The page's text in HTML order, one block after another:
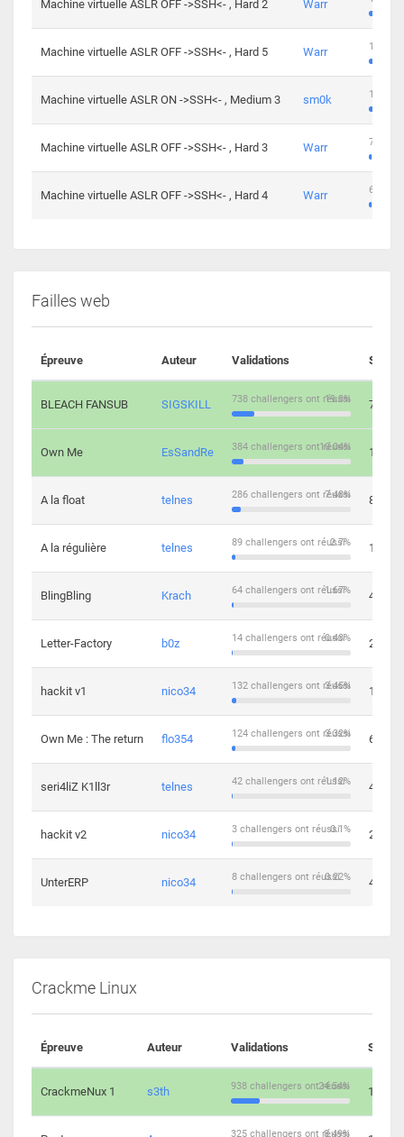
Machine virtuelle ASLR OFF ->SSH<- , Hard 2 Warr
Machine virtuelle ASLR OFF ->SSH<- , Hard 5 Warr 115
Machine virtuelle ASLR ON ->SSH<- , Medium 3 sm0k 115
Machine virtuelle ASLR OFF ->SSH<- , Hard 3 Warr 76
Machine virtuelle ASLR OFF ->SSH<- , Hard 4 Warr 63
Failles web
Épreuve Auteur Validations
BLEACH FANSUB SIGSKILL 19.3%
738 challengers ont réussi 7
Own Me EsSandRe 10.04%
384 challengers ont réussi 13
A la float telnes 7.48%
286 challengers ont réussi 8
A la régulière telnes 2.7%
89 challengers ont réussi 10
BlingBling Krach 1.67%
64 challengers ont réussi 4
Letter-Factory b0z 0.43%
14 challengers ont réussi 2
hackit v1 nico34 3.45%
132 challengers ont réussi 12
Own Me : The return flo354 3.32%
124 challengers ont réussi 6
seri4liZ K1ll3r telnes 1.12%
42 challengers ont réussi 4
hackit v2 nico34 0.1%
3 challengers ont réussi 2
UnterERP nico34 0.22%
8 challengers ont réussi 4
Crackme Linux
Épreuve Auteur Validations
CrackmeNux 1 s3th 24.54%
938 challengers ont réussi 14
8.49%
325 challengers ont réussi